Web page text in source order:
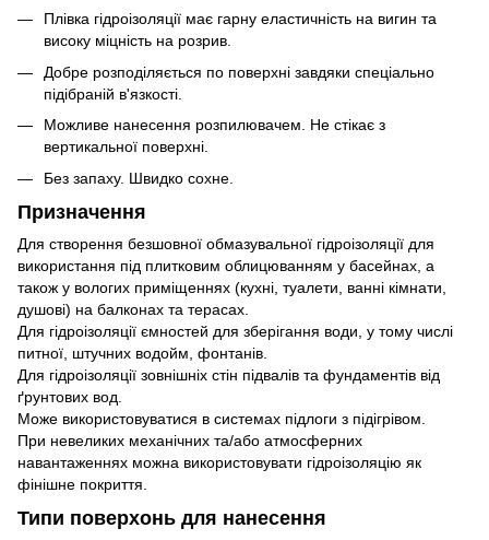
Плівка гідроізоляції має гарну еластичність на вигин та
високу міцність на розрив.
Добре розподіляється по поверхні завдяки спеціально
підібраній в'язкості.
Можливе нанесення розпилювачем. Не стікає з
вертикальної поверхні.
Без запаху. Швидко сохне.
Призначення
Для створення безшовної обмазувальної гідроізоляції для
використання під плитковим облицюванням у басейнах, а
також у вологих приміщеннях (кухні, туалети, ванні кімнати,
душові) на балконах та терасах.
Для гідроізоляції ємностей для зберігання води, у тому числі
питної, штучних водойм, фонтанів.
Для гідроізоляції зовнішніх стін підвалів та фундаментів від
ґрунтових вод.
Може використовуватися в системах підлоги з підігрівом.
При невеликих механічних та/або атмосферних
навантаженнях можна використовувати гідроізоляцію як
фінішне покриття.
Типи поверхонь для нанесення